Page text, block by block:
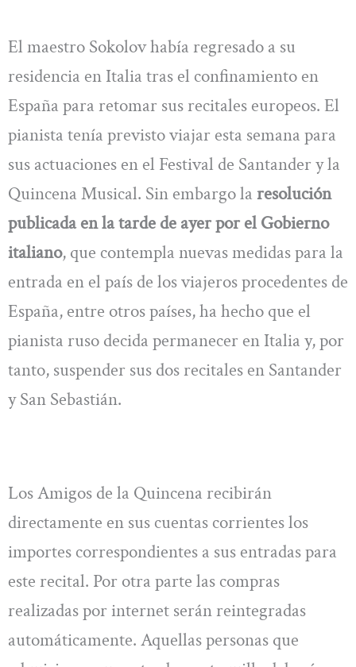
El maestro Sokolov había regresado a su
residencia en Italia tras el confinamiento en
España para retomar sus recitales europeos. El
pianista tenía previsto viajar esta semana para
sus actuaciones en el Festival de Santander y la
Quincena Musical. Sin embargo la resolución
publicada en la tarde de ayer por el Gobierno
italiano, que contempla nuevas medidas para la
entrada en el país de los viajeros procedentes de
España, entre otros países, ha hecho que el
pianista ruso decida permanecer en Italia y, por
tanto, suspender sus dos recitales en Santander
y San Sebastián.
Los Amigos de la Quincena recibirán
directamente en sus cuentas corrientes los
importes correspondientes a sus entradas para
este recital. Por otra parte las compras
realizadas por internet serán reintegradas
automáticamente. Aquellas personas que